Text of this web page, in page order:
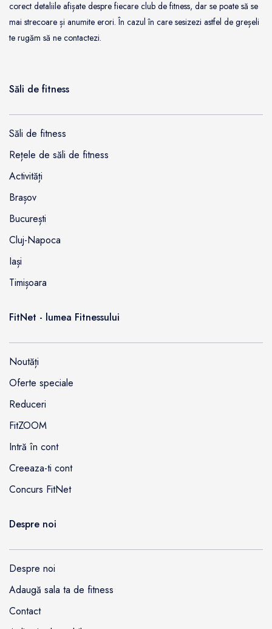
corect detaliile afișate despre fiecare club de fitness, dar se poate să se
mai strecoare și anumite erori. În cazul în care sesizezi astfel de greșeli
te rugăm să ne contactezi.
Săli de fitness
Săli de fitness
Rețele de săli de fitness
Activități
Brașov
București
Cluj-Napoca
Iași
Timișoara
FitNet - lumea Fitnessului
Noutăți
Oferte speciale
Reduceri
FitZOOM
Intră în cont
Creeaza-ti cont
Concurs FitNet
Despre noi
Despre noi
Adaugă sala ta de fitness
Contact